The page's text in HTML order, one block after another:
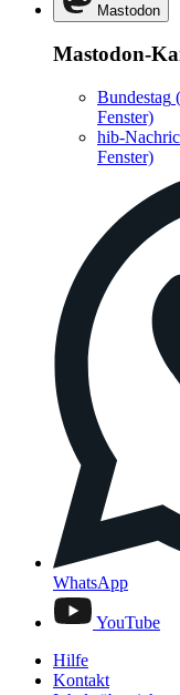
Mastodon
Mastodon-
Bundestag
Fenster)
hib-
Fenster)
WhatsApp
YouTube
Hilfe
Kontakt